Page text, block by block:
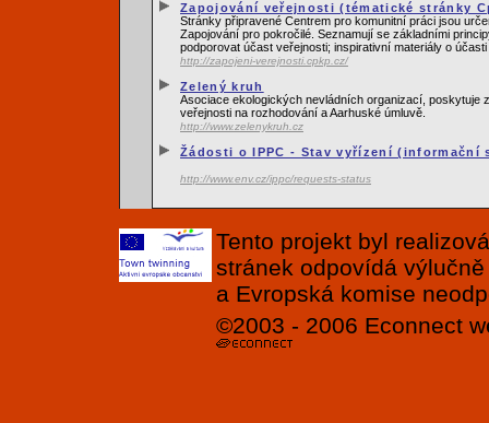
Zapojování veřejnosti (tématické stránky
Stránky připravené Centrem pro komunitní práci jsou
Zapojování pro pokročilé. Seznamují se základními
podporovat účast veřejnosti; inspirativní materiály o
http://zapojeni-verejnosti.cpkp.cz/
Zelený kruh
Asociace ekologických nevládních organizací, poskytuje
veřejnosti na rozhodování a Aarhuské úmluvě.
http://www.zelenykruh.cz
Žádosti o IPPC - Stav vyřízení (informační
http://www.env.cz/ippc/requests-status
Tento projekt byl
stránek odpovídá
a Evropská komise
©2003 - 2006 Econnect